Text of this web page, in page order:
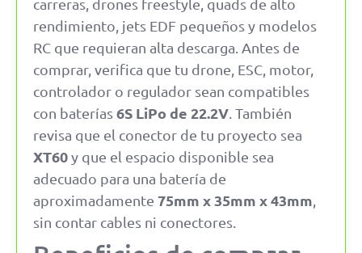
carreras, drones freestyle, quads de alto
rendimiento, jets EDF pequeños y modelos
RC que requieran alta descarga. Antes de
comprar, verifica que tu drone, ESC, motor,
controlador o regulador sean compatibles
con baterías6S LiPo de 22.2V . También
revisa que el conector de tu proyecto sea
XT60y que el espacio disponible sea
adecuado para una batería de
aproximadamente 75mm x 35mm x 43mm
sin contar cables ni conectores.